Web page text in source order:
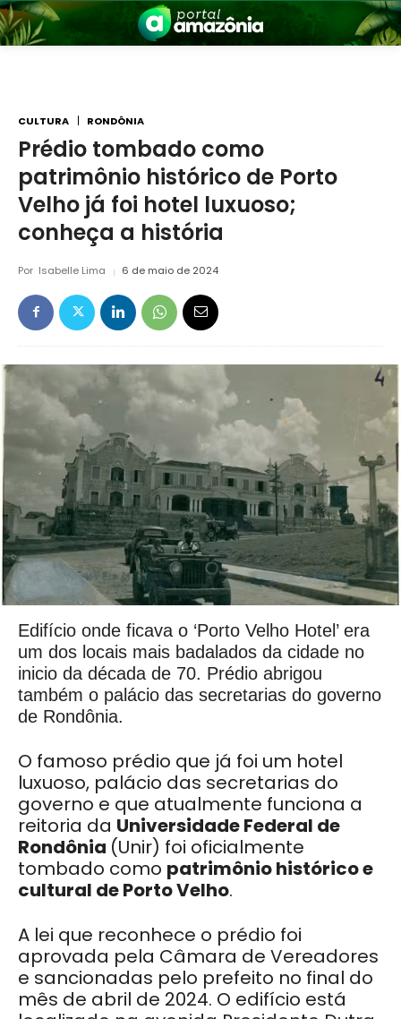
Amazônia
CULTURA RONDÔNIA
Prédio tombado como
patrimônio histórico de Porto
Velho já foi hotel luxuoso;
conheça a história
Por Isabelle Lima 6 de maio de 2024
Edifício onde ficava o ‘Porto Velho Hotel’ era
um dos locais mais badalados da cidade no
inicio da década de 70. Prédio abrigou
também o palácio das secretarias do governo
de Rondônia.
O famoso prédio que já foi um hotel
luxuoso, palácio das secretarias do
governo e que atualmente funciona a
reitoria da Universidade Federal de
Rondônia (Unir) foi oficialmente
tombado como patrimônio histórico e
cultural de Porto Velho.
A lei que reconhece o prédio foi
aprovada pela Câmara de Vereadores
e sancionadas pelo prefeito no final do
mês de abril de 2024. O edifício está